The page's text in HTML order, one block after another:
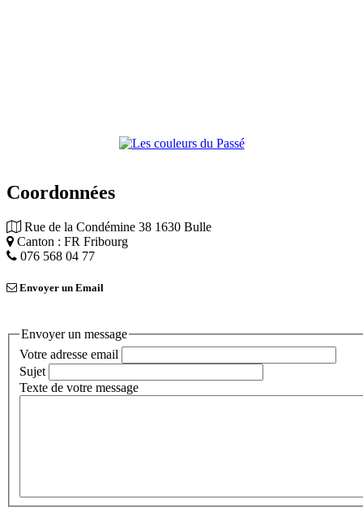
Coordonnées
Rue de la Condémine 38 1630 Bulle
Canton : FR Fribourg
076 568 04 77
Envoyer un Email
Envoyer un message
Votre adresse email
Sujet
Texte de votre message